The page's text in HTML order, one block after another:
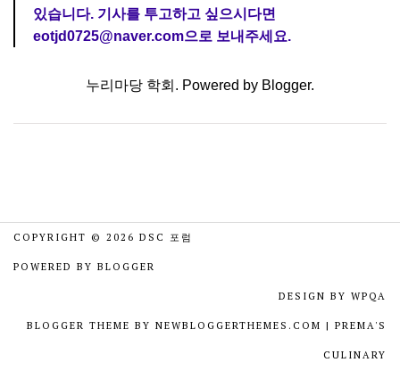
있습니다. 기사를 투고하고 싶으시다면
eotjd0725@naver.com으로 보내주세요.
누리마당 학회. Powered by Blogger.
COPYRIGHT © 2026 DSC 포럼
POWERED BY BLOGGER
DESIGN BY WPQA
BLOGGER THEME BY NEWBLOGGERTHEMES.COM | PREMA'S
CULINARY